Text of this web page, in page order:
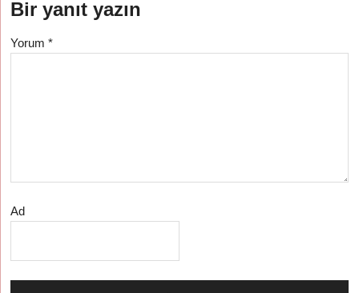
Bir yanıt yazın
Yorum*
Ad